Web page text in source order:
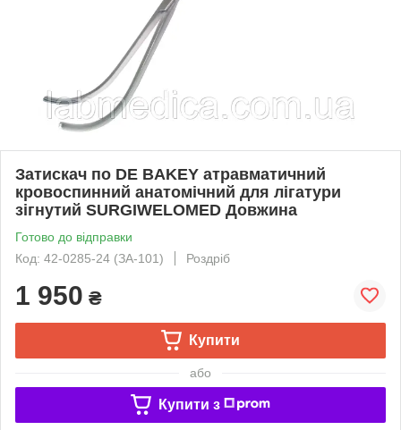
Затискач по DE BAKEY атравматичний
кровоспинний анатомічний для лігатури
зігнутий SURGIWELOMED Довжина
Готово до відправки
Код: 42-0285-24 (ЗА-101)
Роздріб
1 950 ₴
Купити
або
Купити з